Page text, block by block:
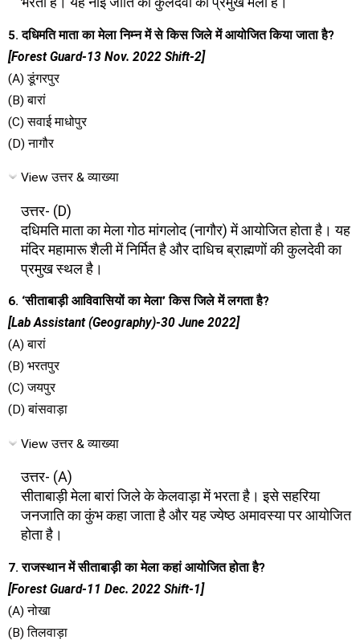
5. दधिमति माता का मेला निम्न में से किस जिले में आयोजित किया जाता है?
[Forest Guard-13 Nov. 2022 Shift-2]
(A) डूंगरपुर
(B) बारां
(C) सवाई माधोपुर
(D) नागौर
View उत्तर & व्याख्या
उत्तर- (D)
दधिमति माता का मेला गोठ मांगलोद (नागौर) में आयोजित होता है। यह
मंदिर महामारू शैली में निर्मित है और दाधिच ब्राह्मणों की कुलदेवी का
प्रमुख स्थल है।
6. ‘सीताबाड़ी आविवासियों का मेला’ किस जिले में लगता है?
[Lab Assistant (Geography)-30 June 2022]
(A) बारां
(B) भरतपुर
(C) जयपुर
(D) बांसवाड़ा
View उत्तर & व्याख्या
उत्तर- (A)
सीताबाड़ी मेला बारां जिले के केलवाड़ा में भरता है। इसे सहरिया
जनजाति का कुंभ कहा जाता है और यह ज्येष्ठ अमावस्या पर आयोजित
होता है।
7. राजस्थान में सीताबाड़ी का मेला कहां आयोजित होता है?
[Forest Guard-11 Dec. 2022 Shift-1]
(A) नोखा
(B) तिलवाड़ा